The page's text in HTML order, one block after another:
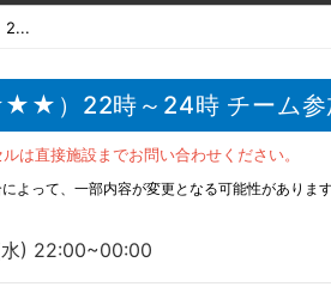
2...
）22時～24時 チーム
は直接施設までお問い合わせください。
よって、一部内容が変更となる可能性がありま
) 22:00~00:00